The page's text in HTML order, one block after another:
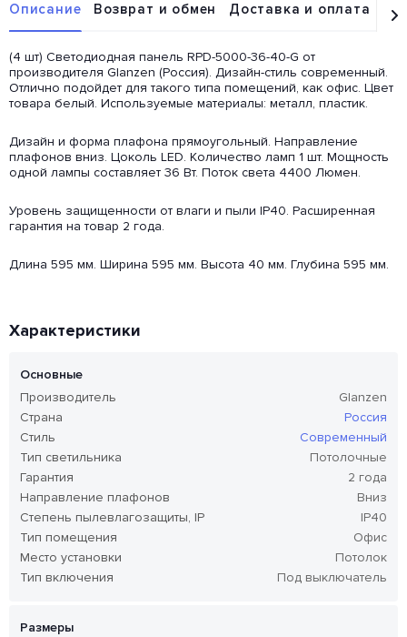
Описание Возврат и обмен Доставка и оплата
(4 шт) Светодиодная панель RPD-5000-36-40-G от
производителя Glanzen (Россия). Дизайн-стиль современный.
Отлично подойдет для такого типа помещений, как офис. Цвет
товара белый. Используемые материалы: металл, пластик.
Дизайн и форма плафона прямоугольный. Направление
плафонов вниз. Цоколь LED. Количество ламп 1 шт. Мощность
одной лампы составляет 36 Вт. Поток света 4400 Люмен.
Уровень защищенности от влаги и пыли IP40. Расширенная
гарантия на товар 2 года.
Длина 595 мм. Ширина 595 мм. Высота 40 мм. Глубина 595 мм.
Характеристики
Основные
Производитель
Glanzen
Страна
Россия
Стиль
Современный
Тип светильника
Потолочные
Гарантия
2 года
Направление плафонов
Вниз
Степень пылевлагозащиты, IP
IP40
Тип помещения
Офис
Место установки
Потолок
Тип включения
Под выключатель
Размеры